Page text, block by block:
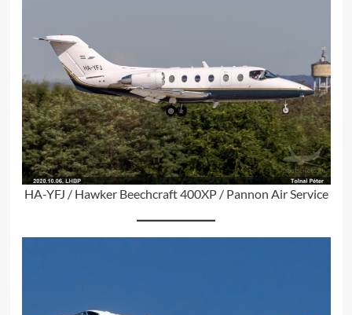
HA-YFJ / Hawker Beechcraft 400XP / Pannon Air Service